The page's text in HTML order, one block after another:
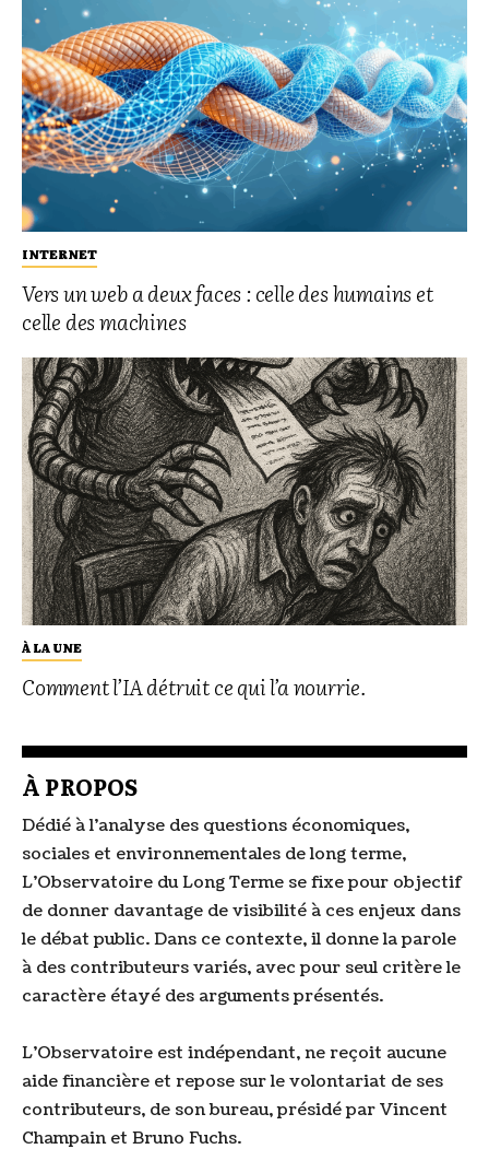
INTERNET
Vers un web a deux faces : celle des humains et
celle des machines
À LA UNE
Comment l’IA détruit ce qui l’a nourrie.
À PROPOS
Dédié à l’analyse des questions économiques,
sociales et environnementales de long terme,
L’Observatoire du Long Terme se fixe pour objectif
de donner davantage de visibilité à ces enjeux dans
le débat public. Dans ce contexte, il donne la parole
à des contributeurs variés, avec pour seul critère le
caractère étayé des arguments présentés.
L’Observatoire est indépendant, ne reçoit aucune
aide financière et repose sur le volontariat de ses
contributeurs, de son bureau, présidé par Vincent
Champain et Bruno Fuchs.